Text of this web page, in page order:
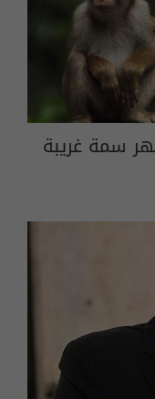
سمة غريبة